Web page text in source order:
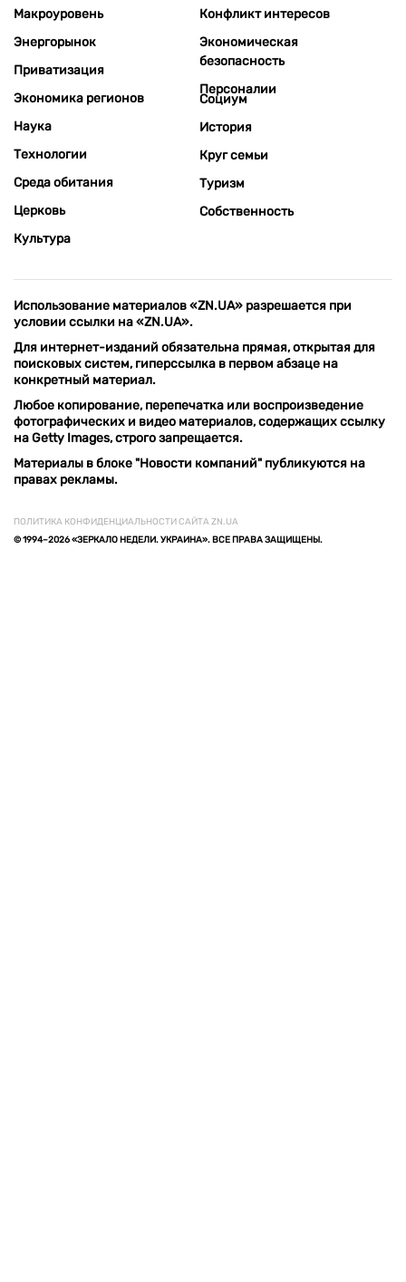
Макроуровень
Энергорынок
Приватизация
Экономика регионов
Конфликт интересов
Экономическая
безопасность
Персоналии
Наука
Технологии
Среда обитания
Церковь
Культура
Социум
История
Круг семьи
Туризм
Собственность
Использование материалов «ZN.UA» разрешается при
условии ссылки на «ZN.UA».
Для интернет-изданий обязательна прямая, открытая для
поисковых систем, гиперссылка в первом абзаце на
конкретный материал.
Любое копирование, перепечатка или воспроизведение
фотографических и видео материалов, содержащих ссылку
на Getty Images, строго запрещается.
Материалы в блоке "Новости компаний" публикуются на
правах рекламы.
ПОЛИТИКА КОНФИДЕНЦИАЛЬНОСТИ САЙТА ZN.UA
© 1994–2026 «ЗЕРКАЛО НЕДЕЛИ. УКРАИНА». ВСЕ ПРАВА ЗАЩИЩЕНЫ.